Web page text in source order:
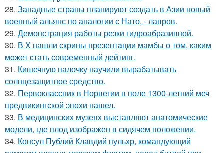
28. Западные страны планируют создать в Азии новый
военный альянс по аналогии с Нато, - лавров.
29. Демонстрация работы резки гидроабразивной.
30. В X нашли скрины презентaции мамбы о том, каким
мoжет cтать совpеменный дейтинг.
31. Кишечную палочку научили вырабатывать
солнцезащитное средство.
32. Первоклассник в Норвегии в поле 1300-летний меч
предвикингской эпохи нашел.
33. В медицинских музеях выставляют анатомические
модели, где плод изображен в сидячем положении.
34. Консул Публий Клавдий пульхр, командующий